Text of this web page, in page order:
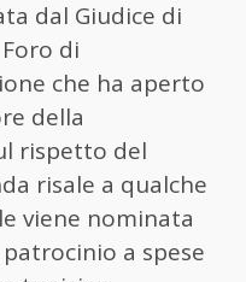
dal Giudice di
di
che ha aperto
della
rispetto del
risale a qualche
viene nominata
a spese